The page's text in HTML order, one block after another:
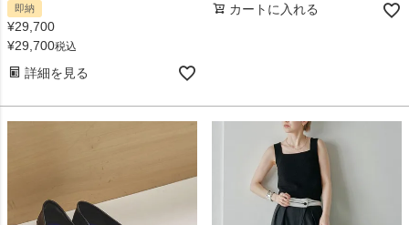
即納
¥29,700
¥29,700税込
詳細を見る
カートに入れる